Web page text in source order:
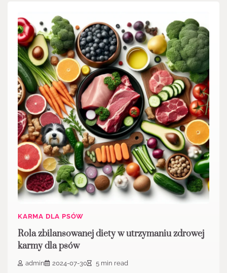
KARMA DLA PSÓW
Rola zbilansowanej diety w utrzymaniu zdrowej
karmy dla psów
admin 2024-07-30
5 min read